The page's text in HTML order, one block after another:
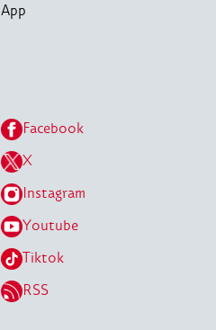
App
Facebook
X
Instagram
Youtube
Tiktok
RSS